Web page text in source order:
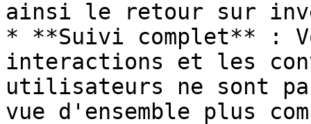
ainsi le retour sur
* **Suivi complet** :
interactions et les
utilisateurs ne sont
vue d'ensemble plus